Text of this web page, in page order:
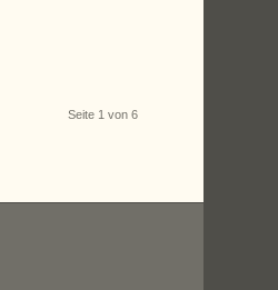
Seite 1 von 6